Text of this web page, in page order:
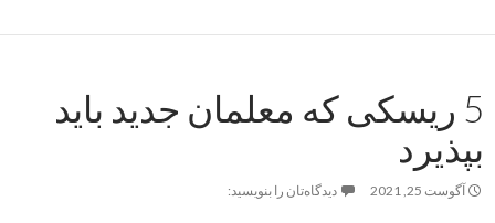
5 ریسکی که معلمان جدید باید
بپذیرد
آگوست 25, 2021 دیدگاه‌تان را بنویسید: